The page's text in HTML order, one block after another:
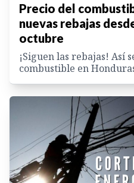
Precio del
nuevas rebajas
octubre
¡Siguen las rebajas! Así
combustible en